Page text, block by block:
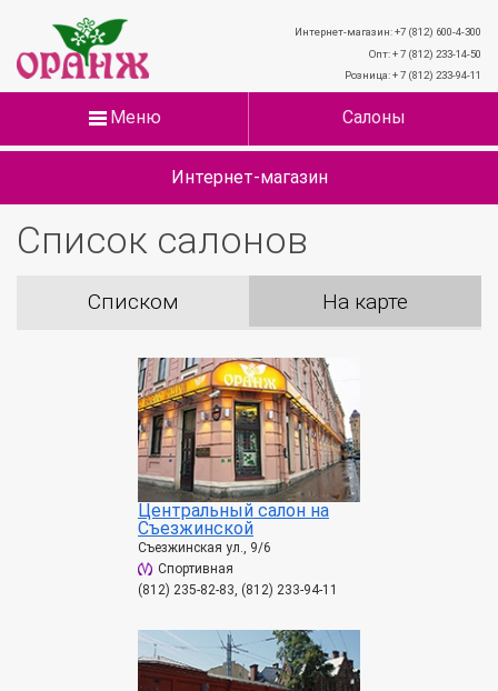
Интернет-магазин: +7 (812) 600-4-300
Опт: + 7 (812) 233-14-50
Розница: + 7 (812) 233-94-11
Меню Салоны
Интернет-магазин
Список салонов
Списком На карте
Центральный салон на
Съезжинской
Съезжинская ул., 9/6
Спортивная
(812) 235-82-83, (812) 233-94-11